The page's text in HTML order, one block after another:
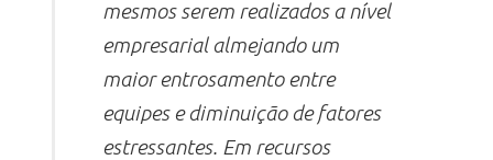
mesmos serem realizados a nível
empresarial almejando um
maior entrosamento entre
equipes e diminuição de fatores
estressantes. Em recursos